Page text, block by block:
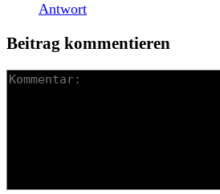
Antwort
Beitrag kommentieren